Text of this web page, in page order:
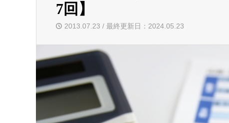
7回】
2013.07.23 / 最終更新日：2024.05.23